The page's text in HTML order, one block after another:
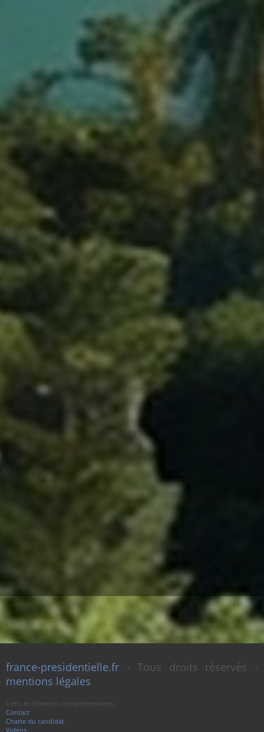
france-presidentielle.fr - Tous droits réservés -
mentions légales
Liens et éléments complémentaires :
Contact
Charte du candidat
Vidéos